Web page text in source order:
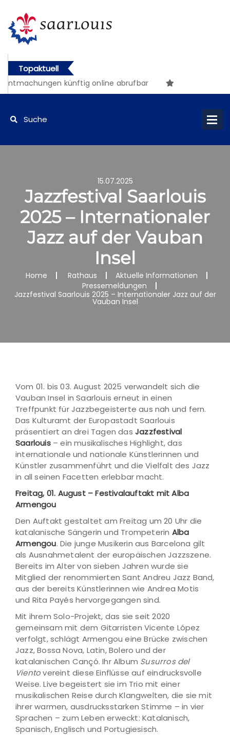
Topaktuell
künftig online abrufbar
15.07.2025
Jazzfestival Saarlouis
2025 – Internationaler
Jazz auf der Vauban
Insel
Home Rathaus
Aktuelle Informationen
Pressemeldungen
Jazzfestival Saarlouis 2025 – Internationaler Jazz auf der
Vauban Insel
Vom 01. bis 03. August 2025 verwandelt sich die
Vauban Insel in Saarlouis erneut in einen
Treffpunkt für Jazzbegeisterte aus nah und fern.
Das Kulturamt der Europastadt Saarlouis
präsentiert an drei Tagen das Jazzfestival
Saarlouis– ein musikalisches Highlight, das
internationale und nationale Künstlerinnen und
Künstler zusammenführt und die Vielfalt des Jazz
in all seinen Facetten erlebbar macht.
Freitag, 01. August – Festivalauftakt mit Alba
Armengou
Den Auftakt gestaltet am Freitag um 20 Uhr die
katalanische Sängerin und Trompeterin Alba
Armengou. Die junge Musikerin aus Barcelona gilt
als Ausnahmetalent der europäischen Jazzszene.
Bereits im Alter von sieben Jahren wurde sie
Mitglied der renommierten Sant Andreu Jazz Band,
aus der bereits Künstlerinnen wie Andrea Motis
und Rita Payés hervorgegangen sind.
Mit ihrem Solo-Projekt, das sie seit 2020
gemeinsam mit dem Gitarristen Vicente López
verfolgt, schlägt Armengou eine Brücke zwischen
Jazz, Bossa Nova, Latin, Bolero und der
katalanischen Cançó. Ihr Album Susurros del
Vientovereint diese Einflüsse auf eindrucksvolle
Weise. Live begeistert sie im Trio mit einer
musikalischen Reise durch Klangwelten, die sie mit
ihrer warmen, ausdrucksstarken Stimme – in vier
Sprachen – zum Leben erweckt: Katalanisch,
Spanisch, Englisch und Portugiesisch.